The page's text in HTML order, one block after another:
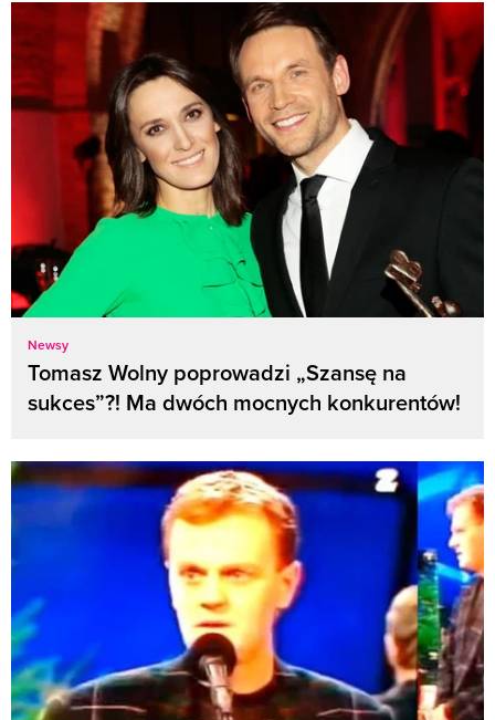
Newsy
Tomasz Wolny poprowadzi „Szansę na
sukces”?! Ma dwóch mocnych konkurentów!